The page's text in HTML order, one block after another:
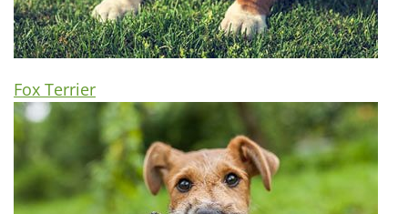
Fox Terrier